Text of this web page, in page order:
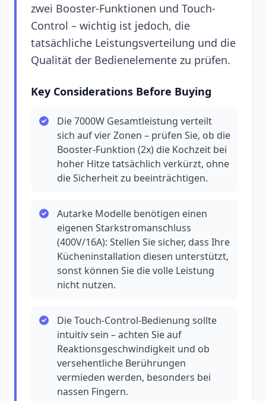
zwei Booster-Funktionen und Touch-
Control – wichtig ist jedoch, die
tatsächliche Leistungsverteilung und die
Qualität der Bedienelemente zu prüfen.
Key Considerations Before Buying
Die 7000W Gesamtleistung verteilt
sich auf vier Zonen – prüfen Sie, ob die
Booster-Funktion (2x) die Kochzeit bei
hoher Hitze tatsächlich verkürzt, ohne
die Sicherheit zu beeinträchtigen.
Autarke Modelle benötigen einen
eigenen Starkstromanschluss
(400V/16A): Stellen Sie sicher, dass Ihre
Kücheninstallation diesen unterstützt,
sonst können Sie die volle Leistung
nicht nutzen.
Die Touch-Control-Bedienung sollte
intuitiv sein – achten Sie auf
Reaktionsgeschwindigkeit und ob
versehentliche Berührungen
vermieden werden, besonders bei
nassen Fingern.